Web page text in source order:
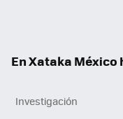
En Xataka México
Investigación